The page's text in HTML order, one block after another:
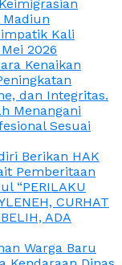
Madiun
Kali
2026
Kenaikan
dan Integritas.
Menangani
Sesuai
Berikan HAK
Pemberitaan
“PERILAKU
CURHAT
ADA
Warga Baru